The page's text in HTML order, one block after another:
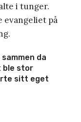
i tunger.
evangeliet på
da
ble stor
sitt eget